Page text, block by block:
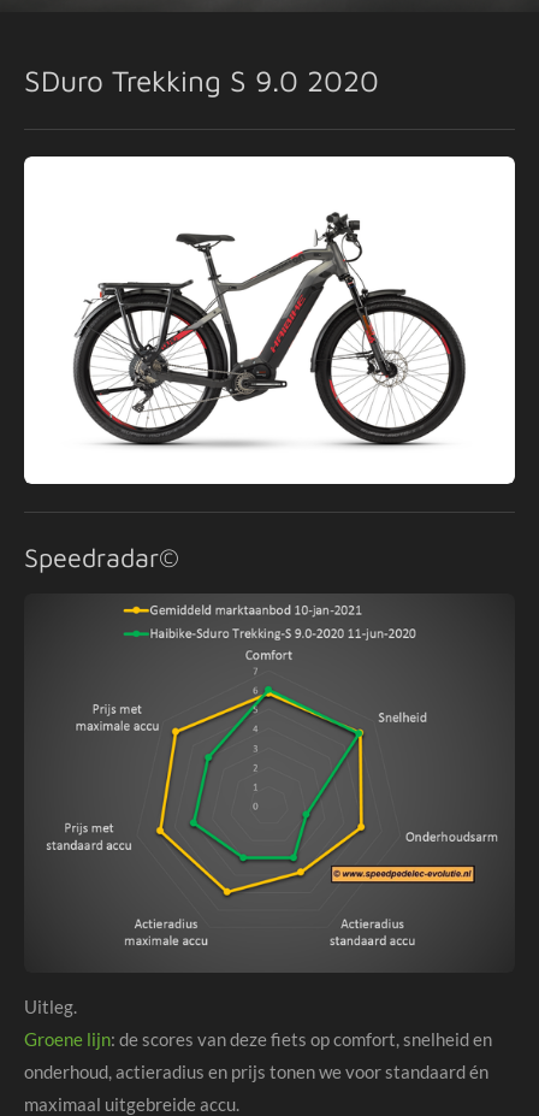
SDuro Trekking S 9.0 2020
Speedradar©
Uitleg.
Groene lijn: de scores van deze fiets op comfort, snelheid en
onderhoud, actieradius en prijs tonen we voor standaard én
maximaal uitgebreide accu.